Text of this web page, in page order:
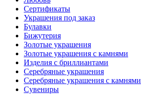
Сертификаты
Украшения под заказ
Булавки
Бижутерия
Золотые украшения
Золотые украшения с камнями
Изделия с бриллиантами
Серебряные украшения
Серебряные украшения с камнями
Сувениры